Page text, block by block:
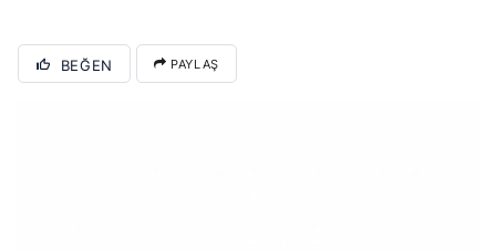
BEĞEN PAYLAŞ